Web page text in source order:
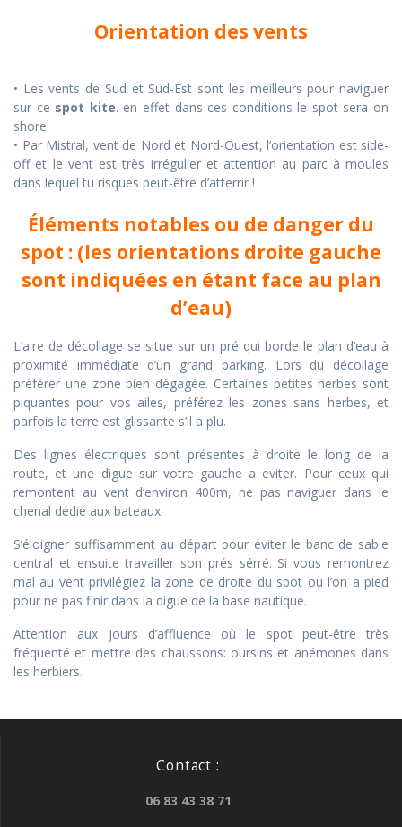
Orientation des vents
• Les vents de Sud et Sud-Est sont les meilleurs pour naviguer
sur ce spot kite. en effet dans ces conditions le spot sera on
shore
• Par Mistral, vent de Nord et Nord-Ouest, l’orientation est side-
off et le vent est très irrégulier et attention au parc à moules
dans lequel tu risques peut-être d’atterrir !
Éléments notables ou de danger du
spot : (les orientations droite gauche
sont indiquées en étant face au plan
d’eau)
L’aire de décollage se situe sur un pré qui borde le plan d’eau à
proximité immédiate d’un grand parking. Lors du décollage
préférer une zone bien dégagée. Certaines petites herbes sont
piquantes pour vos ailes, préférez les zones sans herbes, et
parfois la terre est glissante s’il a plu.
Des lignes électriques sont présentes à droite le long de la
route, et une digue sur votre gauche a eviter. Pour ceux qui
remontent au vent d’environ 400m, ne pas naviguer dans le
chenal dédié aux bateaux.
S’éloigner suffisamment au départ pour éviter le banc de sable
central et ensuite travailler son prés sérré. Si vous remontrez
mal au vent privilégiez la zone de droite du spot ou l’on a pied
pour ne pas finir dans la digue de la base nautique.
Attention aux jours d’affluence où le spot peut-être très
fréquenté et mettre des chaussons: oursins et anémones dans
les herbiers.
Contact :
06 83 43 38 71